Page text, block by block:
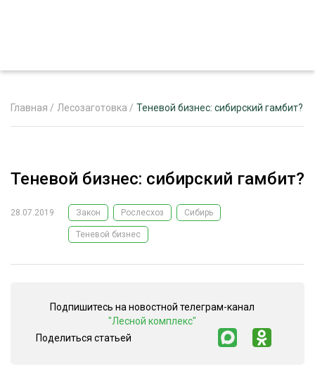
О ПРОЕКТЕ
РЕКЛАМОДАТЕЛЯМ
ЛЕСОЗАГОТОВКА
ОБРАБОТКА ДРЕВЕСИНЫ
Главная / Лесозаготовка / Теневой бизнес: сибирский гамбит?
Теневой бизнес: сибирский гамбит?
28.07.2019 Закон Рослесхоз Сибирь
Теневой бизнес
Подпишитесь на новостной телеграм-канал
"Лесной комплекс"
Поделиться статьей